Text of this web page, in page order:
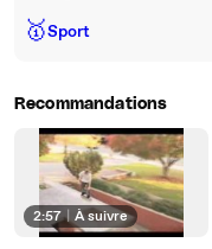
🥇Sport
Recommandations
2:57 | À suivre